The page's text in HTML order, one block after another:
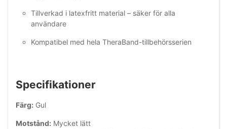
Tillverkad i latexfritt material – säker för alla
användare
Kompatibel med hela TheraBand-tillbehörsserien
Specifikationer
Färg: Gul
Motstånd: Mycket lätt